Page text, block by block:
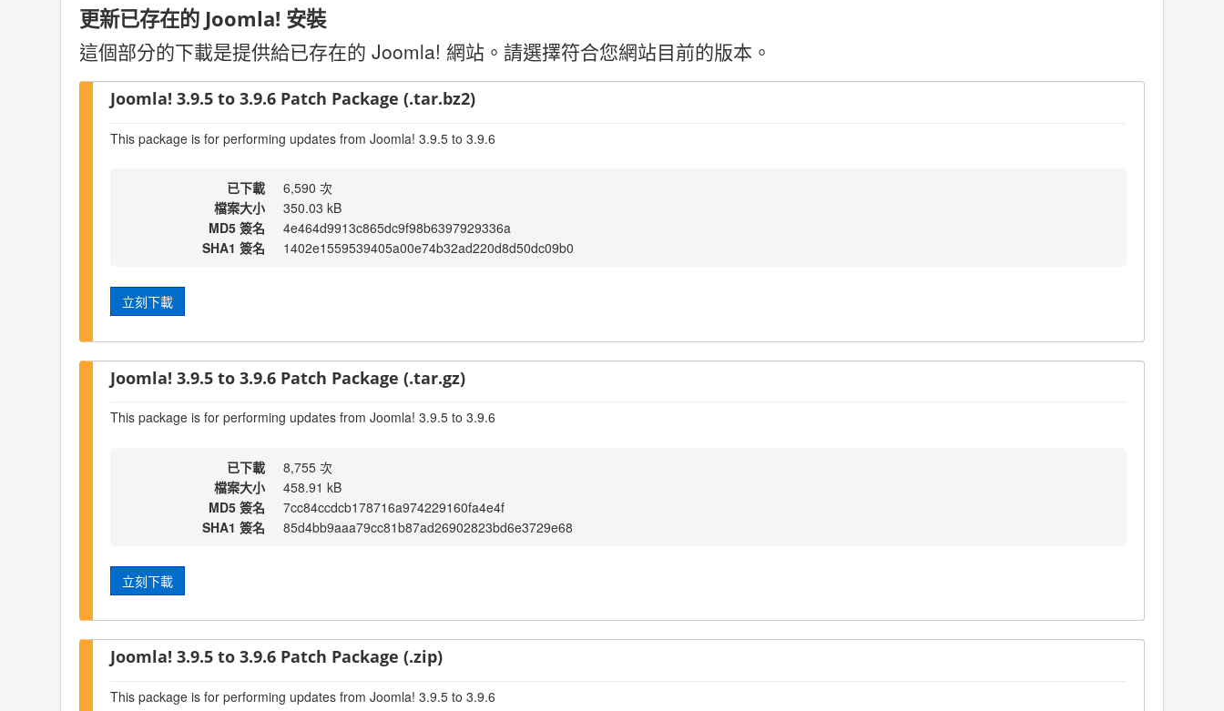
更新已存在的 Joomla! 安裝
這個部分的下載是提供給已存在的 Joomla! 網站。請選擇符合您網站目前的版本。
Joomla! 3.9.5 to 3.9.6 Patch Package (.tar.bz2)
This package is for performing updates from Joomla! 3.9.5 to 3.9.6
已下載
6,590 次
檔案大小
350.03 kB
MD5 簽名
4e464d9913c865dc9f98b6397929336a
SHA1 簽名
1402e1559539405a00e74b32ad220d8d50dc09b0
立刻下載
Joomla! 3.9.5 to 3.9.6 Patch Package (.tar.gz)
This package is for performing updates from Joomla! 3.9.5 to 3.9.6
已下載
8,755 次
檔案大小
458.91 kB
MD5 簽名
7cc84ccdcb178716a974229160fa4e4f
SHA1 簽名
85d4bb9aaa79cc81b87ad26902823bd6e3729e68
立刻下載
Joomla! 3.9.5 to 3.9.6 Patch Package (.zip)
This package is for performing updates from Joomla! 3.9.5 to 3.9.6